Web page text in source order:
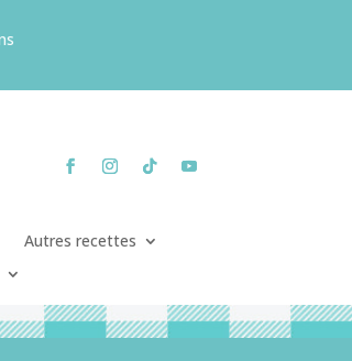
Autres recettes